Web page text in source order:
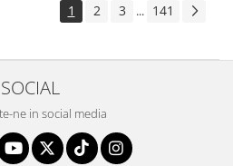
1 2 3 ... 141
SOCIAL
ne in social media